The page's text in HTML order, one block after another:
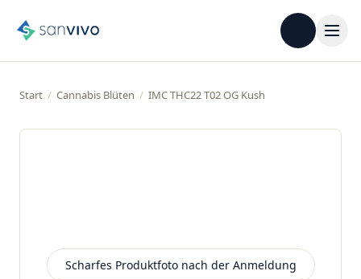
Start / Cannabis Blüten / IMC THC22 T02 OG Kush
Scharfes Produktfoto nach der Anmeldung